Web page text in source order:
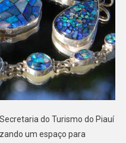
do Turismo do Piauí
um espaço para